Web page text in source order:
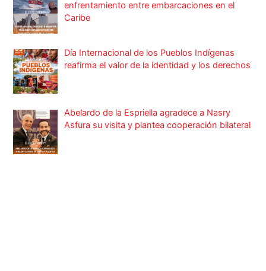
enfrentamiento entre embarcaciones en el
Caribe
Día Internacional de los Pueblos Indígenas
reafirma el valor de la identidad y los derechos
Abelardo de la Espriella agradece a Nasry
Asfura su visita y plantea cooperación bilateral